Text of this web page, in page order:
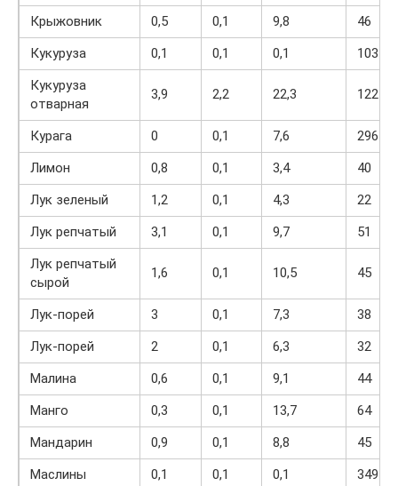
Крыжовник 0,5 0,1 9,8
46
Кукуруза
0,1 0,1 0,1
103
Кукуруза
отварная
3,9 2,2 22,3 122
Курага 0 0,1 7,6
296
Лимон
0,8 0,1 3,4
40
Лук зеленый
1,2 0,1 4,3
22
Лук репчатый
3,1 0,1 9,7
51
Лук репчатый
сырой
1,6 0,1 10,5 45
Лук-порей 3 0,1 7,3
38
Лук-порей
2 0,1 6,3
32
Малина
0,6 0,1 9,1
44
Манго
0,3 0,1 13,7
64
Мандарин
0,9 0,1 8,8
45
Маслины
0,1 0,1 0,1
349